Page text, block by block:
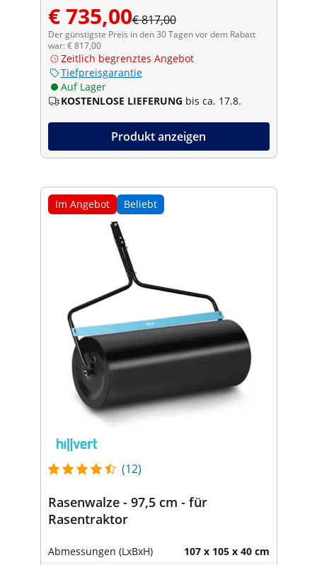
€ 735,00€ 817,00
Der günstigste Preis in den 30 Tagen vor dem Rabatt
war: € 817,00
Zeitlich begrenztes Angebot
Tiefpreisgarantie
Auf Lager
KOSTENLOSE LIEFERUNG bis ca. 17.8.
Produkt anzeigen
Im Angebot Beliebt
(12)
Rasenwalze - 97,5 cm - für
Rasentraktor
Abmessungen (LxBxH) 107 x 105 x 40 cm